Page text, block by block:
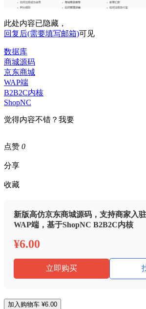
此处内容已隐藏，
回复后(需要填写邮箱)可见
数据库
商城源码
京东商城
WAP端
B2B2C内核
ShopNC
觉得内容不错？我要
点赞 0
分享
收藏
新版高仿京东商城源码，支持商家入
WAP端，基于ShopNC B2B2C内核
¥6.00
立即购买
加入购物车 ¥6.00